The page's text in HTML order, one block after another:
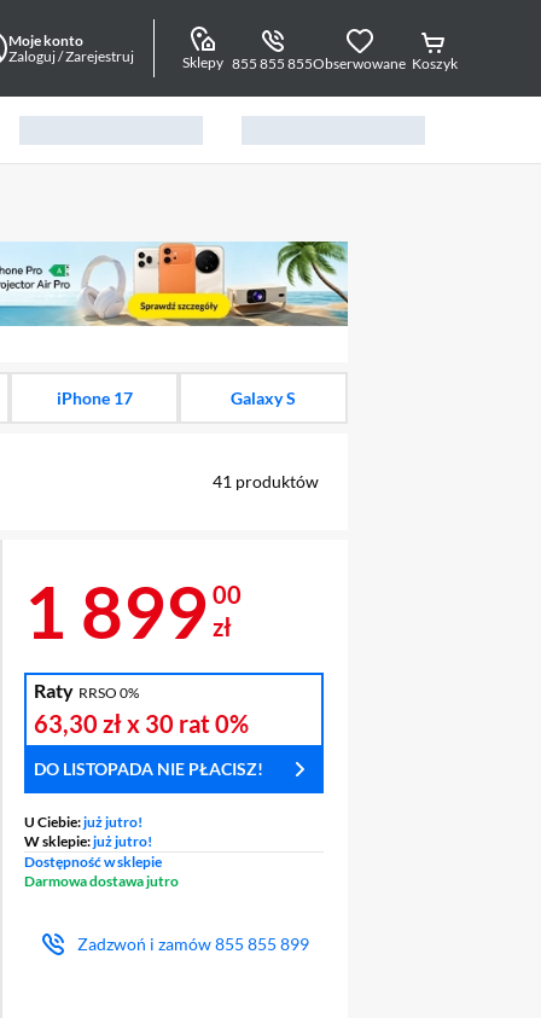
Moje konto
Zaloguj / Zarejestruj
Sklepy 855 855 855Obserwowane Koszyk
element 1 z 15
iPhone 17 Galaxy S
41 produktów
ZŁ ZA
MIES.
ABONAMENT
Cena 1 899 zł
1 899 00
zł
Raty RRSO 0%
63,30 złx 30 rat0%
DO LISTOPADA NIE PŁACISZ!
U Ciebie:już jutro!
W sklepie:już jutro!
Dostępność w sklepie
Darmowa dostawa jutro
Zadzwoń i zamów855 855 899